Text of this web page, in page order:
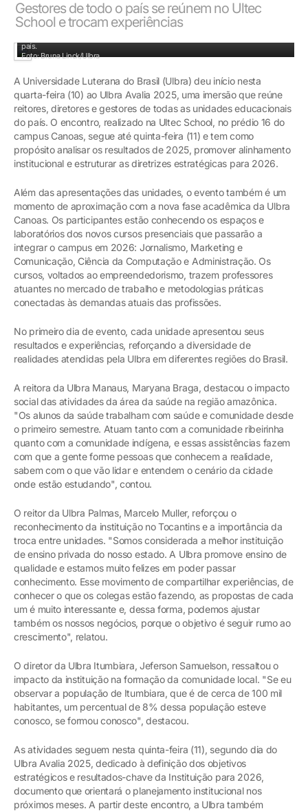
Gestores de todo o país se reúnem no Ultec
School e trocam experiências
país.
Foto: Bruna Linck/Ulbra
A Universidade Luterana do Brasil (Ulbra) deu início nesta
quarta-feira (10) ao Ulbra Avalia 2025, uma imersão que reúne
reitores, diretores e gestores de todas as unidades educacionais
do país. O encontro, realizado na Ultec School, no prédio 16 do
campus Canoas, segue até quinta-feira (11) e tem como
propósito analisar os resultados de 2025, promover alinhamento
institucional e estruturar as diretrizes estratégicas para 2026.
Além das apresentações das unidades, o evento também é um
momento de aproximação com a nova fase acadêmica da Ulbra
Canoas. Os participantes estão conhecendo os espaços e
laboratórios dos novos cursos presenciais que passarão a
integrar o campus em 2026: Jornalismo, Marketing e
Comunicação, Ciência da Computação e Administração. Os
cursos, voltados ao empreendedorismo, trazem professores
atuantes no mercado de trabalho e metodologias práticas
conectadas às demandas atuais das profissões.
No primeiro dia de evento, cada unidade apresentou seus
resultados e experiências, reforçando a diversidade de
realidades atendidas pela Ulbra em diferentes regiões do Brasil.
A reitora da Ulbra Manaus, Maryana Braga, destacou o impacto
social das atividades da área da saúde na região amazônica.
"Os alunos da saúde trabalham com saúde e comunidade desde
o primeiro semestre. Atuam tanto com a comunidade ribeirinha
quanto com a comunidade indígena, e essas assistências fazem
com que a gente forme pessoas que conhecem a realidade,
sabem com o que vão lidar e entendem o cenário da cidade
onde estão estudando", contou.
O reitor da Ulbra Palmas, Marcelo Muller, reforçou o
reconhecimento da instituição no Tocantins e a importância da
troca entre unidades. "Somos considerada a melhor instituição
de ensino privada do nosso estado. A Ulbra promove ensino de
qualidade e estamos muito felizes em poder passar
conhecimento. Esse movimento de compartilhar experiências, de
conhecer o que os colegas estão fazendo, as propostas de cada
um é muito interessante e, dessa forma, podemos ajustar
também os nossos negócios, porque o objetivo é seguir rumo ao
crescimento", relatou.
O diretor da Ulbra Itumbiara, Jeferson Samuelson, ressaltou o
impacto da instituição na formação da comunidade local. "Se eu
observar a população de Itumbiara, que é de cerca de 100 mil
habitantes, um percentual de 8% dessa população esteve
conosco, se formou conosco", destacou.
As atividades seguem nesta quinta-feira (11), segundo dia do
Ulbra Avalia 2025, dedicado à definição dos objetivos
estratégicos e resultados-chave da Instituição para 2026,
documento que orientará o planejamento institucional nos
próximos meses. A partir deste encontro, a Ulbra também